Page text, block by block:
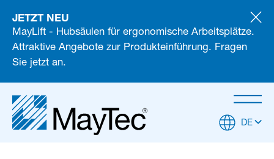
JETZT NEU
MayLift - Hubsäulen für ergonomische Arbeitsplätze.
Attraktive Angebote zur Produkteinführung. Fragen
Sie jetzt an.
DE